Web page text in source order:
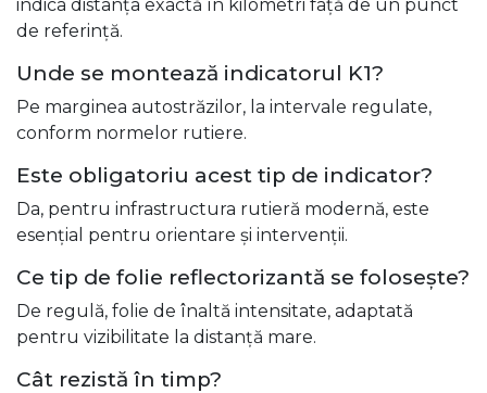
indica distanța exactă în kilometri față de un punct
de referință.
Unde se montează indicatorul K1?
Pe marginea autostrăzilor, la intervale regulate,
conform normelor rutiere.
Este obligatoriu acest tip de indicator?
Da, pentru infrastructura rutieră modernă, este
esențial pentru orientare și intervenții.
Ce tip de folie reflectorizantă se folosește?
De regulă, folie de înaltă intensitate, adaptată
pentru vizibilitate la distanță mare.
Cât rezistă în timp?